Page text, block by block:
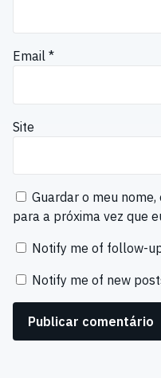
Email *
Site
Guardar o meu
para a próxima vez que
Notify me of follow-
Notify me of new